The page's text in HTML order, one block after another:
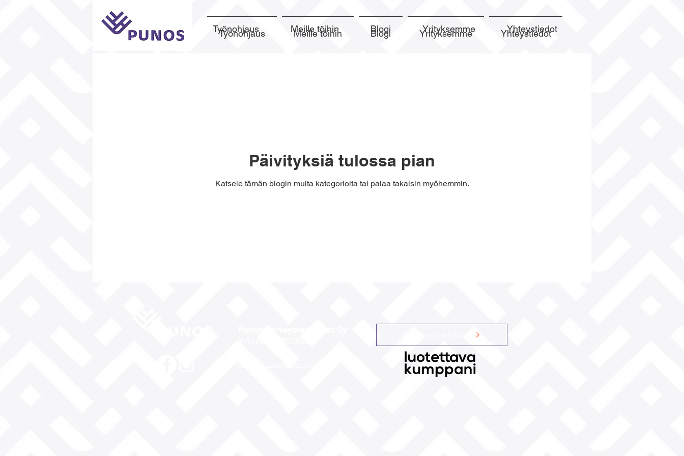
Työnohjaus Meille töihin Blogi Yrityksemme Yhteystiedot
Työnohjaus Meille töihin Blogi Yrityksemme Yhteystiedot
Päivityksiä tulossa pian
Katsele tämän blogin muita kategorioita tai palaa takaisin myöhemmin.